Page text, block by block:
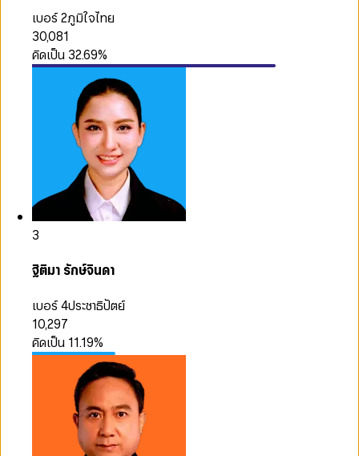
เบอร์ 2ภูมิใจไทย
30,081
คิดเป็น 32.69%
3
ฐิติมา รักษ์จินดา
เบอร์ 4ประชาธิปัตย์
10,297
คิดเป็น 11.19%